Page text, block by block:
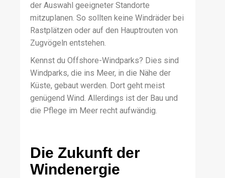
der Auswahl geeigneter Standorte
mitzuplanen. So sollten keine Windräder bei
Rastplätzen oder auf den Hauptrouten von
Zugvögeln entstehen.
Kennst du Offshore-Windparks? Dies sind
Windparks, die ins Meer, in die Nähe der
Küste, gebaut werden. Dort geht meist
genügend Wind. Allerdings ist der Bau und
die Pflege im Meer recht aufwändig.
Die Zukunft der
Windenergie